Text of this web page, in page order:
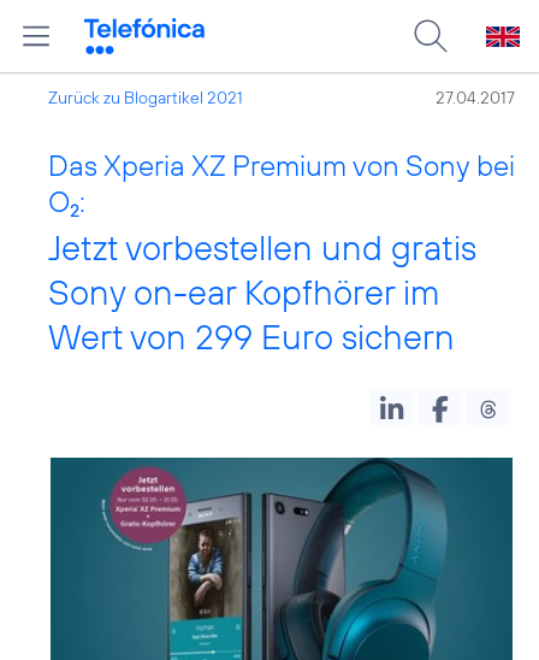
Zurück zu Blogartikel 2021 27.04.2017
Das Xperia XZ Premium von Sony bei
O2:
Jetzt vorbestellen und gratis
Sony on-ear Kopfhörer im
Wert von 299 Euro sichern